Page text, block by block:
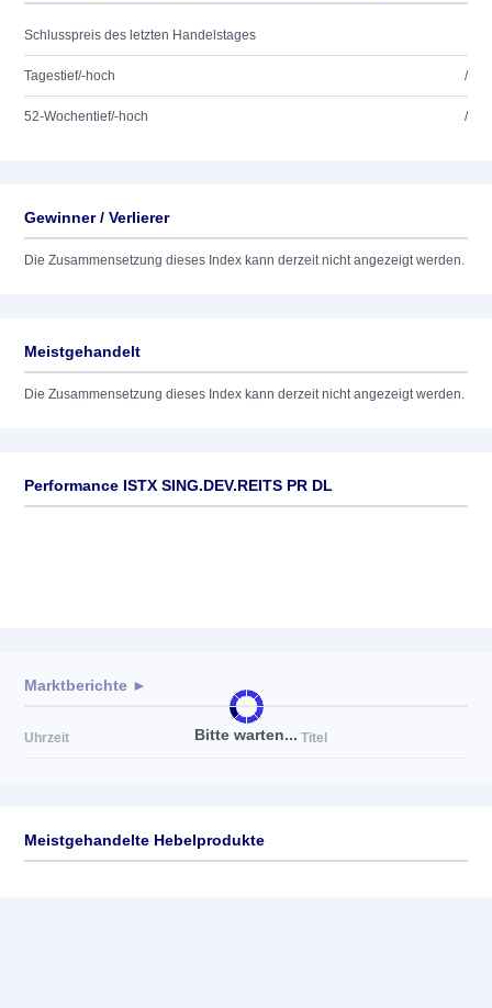
Schlusspreis des letzten Handelstages
Tagestief/-hoch /
52-Wochentief/-hoch /
Gewinner / Verlierer
Die Zusammensetzung dieses Index kann derzeit nicht angezeigt werden.
Meistgehandelt
Die Zusammensetzung dieses Index kann derzeit nicht angezeigt werden.
Performance ISTX SING.DEV.REITS PR DL
Bitte warten...
Marktberichte ►
Uhrzeit Titel
Meistgehandelte Hebelprodukte